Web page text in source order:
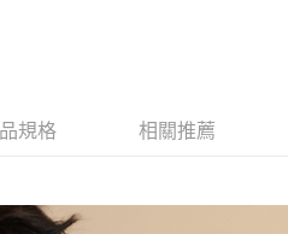
單成立後會自動跳轉到大哥付的交易
規格 相關推薦